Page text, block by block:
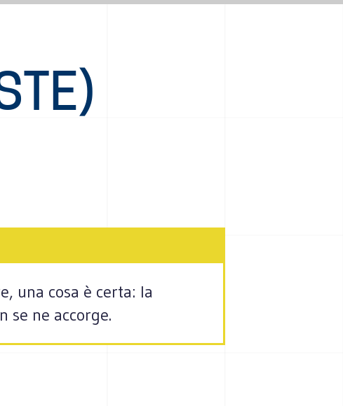
una cosa è certa: la
se ne accorge.